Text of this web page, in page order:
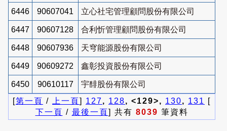
6446 90607041 立心社宅管理顧問股份有限公司
6447 90607128 合利忻管理顧問股份有限公司
6448 90607936 天穹能源股份有限公司
6449 90609272 鑫彰投資股份有限公司
6450 90610117
宇馡股份有限公司
[第一頁 / 上一頁] 127, 128, <129>, 130, 131
[
下一頁 / 最後一頁] 共有 8039 筆資料